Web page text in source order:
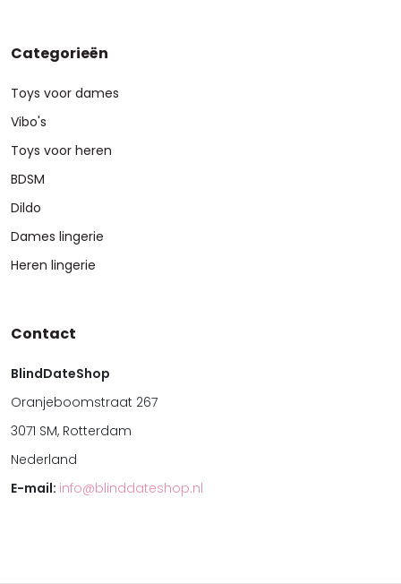
Categorieën
Toys voor dames
Vibo's
Toys voor heren
BDSM
Dildo
Dames lingerie
Heren lingerie
Contact
BlindDateShop
Oranjeboomstraat 267
3071 SM, Rotterdam
Nederland
E-mail: info@blinddateshop.nl